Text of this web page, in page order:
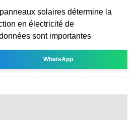
solaires détermine la
en électricité de
sont importantes
WhatsApp